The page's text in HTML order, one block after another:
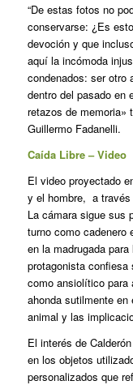
“De estas fotos no
conservarse: ¿Es
devoción y que
aquí la incómoda
condenados: ser otro
dentro del pasado en
retazos de memoria»
Guillermo Fadanelli.
Caída Libre – Video
El video proyectado
y el hombre, a través
La cámara sigue sus
turno como cadenero
en la madrugada
protagonista
como ansiolítico para
ahonda sutilmente
animal y las
El interés de
en los objetos
personalizados que